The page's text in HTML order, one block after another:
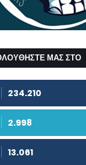
ΜΑΣ ΣΤΟ
234.210
2.998
13.061